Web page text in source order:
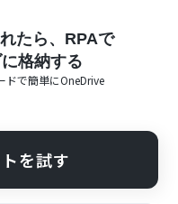
たら、RPAで
格納する
ドで簡単にOneDrive
を試す